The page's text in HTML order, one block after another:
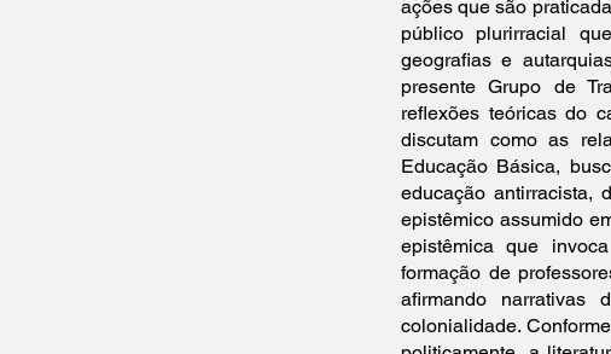
ações que são
público plurirracial
geografias e
presente Grupo de
reflexões teóricas do
discutam como as
Educação Básica,
educação antirracista,
epistêmico assumido
epistêmica que
formação de
afirmando narrativas
colonialidade.